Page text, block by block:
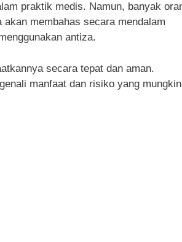
praktik medis. Namun, banyak
membahas secara mendalam
antiza.
secara tepat dan aman.
manfaat dan risiko yang mungkin